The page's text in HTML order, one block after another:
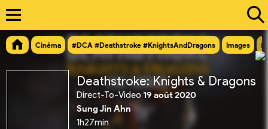
Cinéma #DCA #Deathstroke #KnightsAndDragons Images
Deathstroke: Knights & Dragons
Direct-To-Video 19 août 2020
Sung Jin Ahn
1h27min